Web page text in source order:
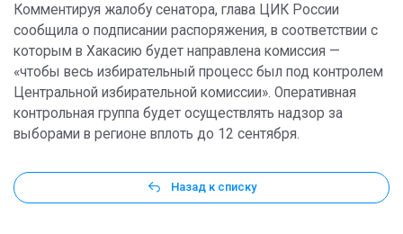
Комментируя жалобу сенатора, глава ЦИК России
сообщила о подписании распоряжения, в соответствии с
которым в Хакасию будет направлена комиссия —
«чтобы весь избирательный процесс был под контролем
Центральной избирательной комиссии». Оперативная
контрольная группа будет осуществлять надзор за
выборами в регионе вплоть до 12 сентября.
Назад к списку